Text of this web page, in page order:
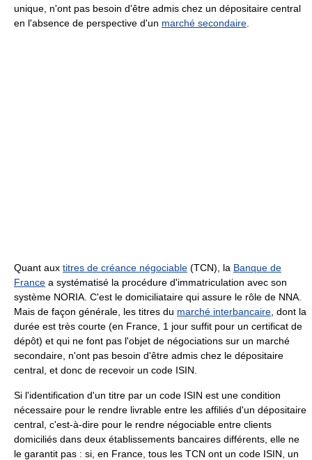
unique, n'ont pas besoin d'être admis chez un dépositaire central
en l'absence de perspective d'un marché secondaire
Quant aux titres de créance négociable (TCN), la Banque de
France a systématisé la procédure d'immatriculation avec son
système NORIA. C'est le domiciliataire qui assure le rôle de NNA.
Mais de façon générale, les titres du marché interbancaire , dont la
durée est très courte (en France, 1 jour suffit pour un certificat de
dépôt) et qui ne font pas l'objet de négociations sur un marché
secondaire, n'ont pas besoin d'être admis chez le dépositaire
central, et donc de recevoir un code ISIN.
Si l'identification d'un titre par un code ISIN est une condition
nécessaire pour le rendre livrable entre les affiliés d'un dépositaire
central, c'est-à-dire pour le rendre négociable entre clients
domiciliés dans deux établissements bancaires différents, elle ne
le garantit pas : si, en France, tous les TCN ont un code ISIN, un